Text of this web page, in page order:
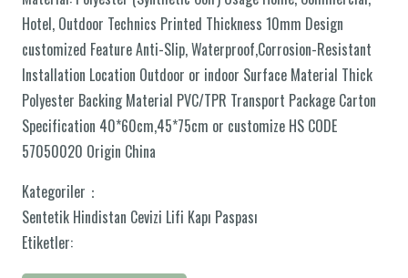
Hotel, Outdoor Technics Printed Thickness 10mm Design
customized Feature Anti-Slip, Waterproof,Corrosion-Resistant
Installation Location Outdoor or indoor Surface Material Thick
Polyester Backing Material PVC/TPR Transport Package Carton
Specification 40*60cm,45*75cm or customize HS CODE
57050020 Origin China
Kategoriler：
Sentetik Hindistan Cevizi Lifi Kapı Paspası
Etiketler: